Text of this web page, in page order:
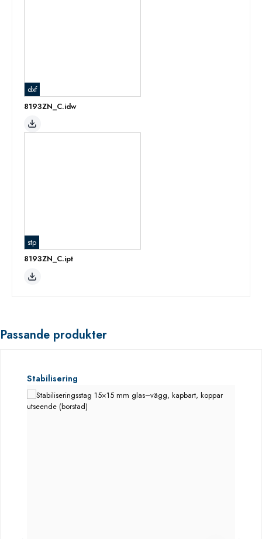
dxf
8193ZN_C.idw
stp
8193ZN_C.ipt
Passande produkter
Hoppa över produktgalleri
Stabilisering